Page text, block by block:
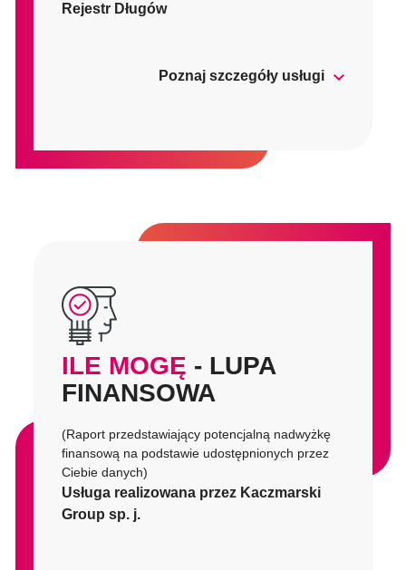
Rejestr Długów
Poznaj szczegóły usługi
ILE MOGĘ - LUPA
FINANSOWA
(Raport przedstawiający potencjalną nadwyżkę
finansową na podstawie udostępnionych przez
Ciebie danych)
Usługa realizowana przez Kaczmarski
Group sp. j.